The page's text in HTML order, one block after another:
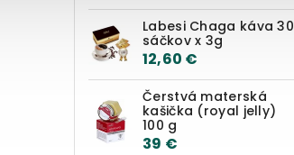
Labesi Chaga káva 30
sáčkov x 3g
12,60 €
Čerstvá materská
kašička (royal jelly)
100 g
39 €